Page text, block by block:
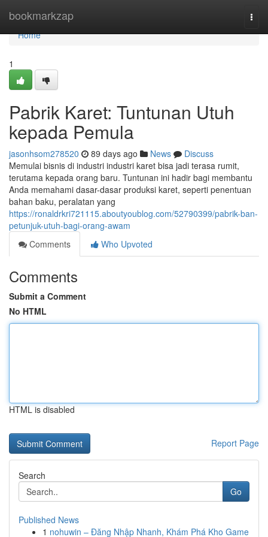
bookmarkzap
Home
Home
1
Pabrik Karet: Tuntunan Utuh
kepada Pemula
jasonhsom278520 89 days ago News
Discuss
Memulai bisnis di industri industri karet bisa jadi terasa rumit,
terutama kepada orang baru. Tuntunan ini hadir bagi membantu
Anda memahami dasar-dasar produksi karet, seperti penentuan
bahan baku, peralatan yang
https://ronaldrkri721115.aboutyoublog.com/52790399/pabrik-ban-
petunjuk-utuh-bagi-orang-awam
Comments
Who Upvoted
Comments
Submit a Comment
No HTML
HTML is disabled
Report Page
Search
Go
Published News
1 nohuwin – Đăng Nhập Nhanh, Khám Phá Kho Game